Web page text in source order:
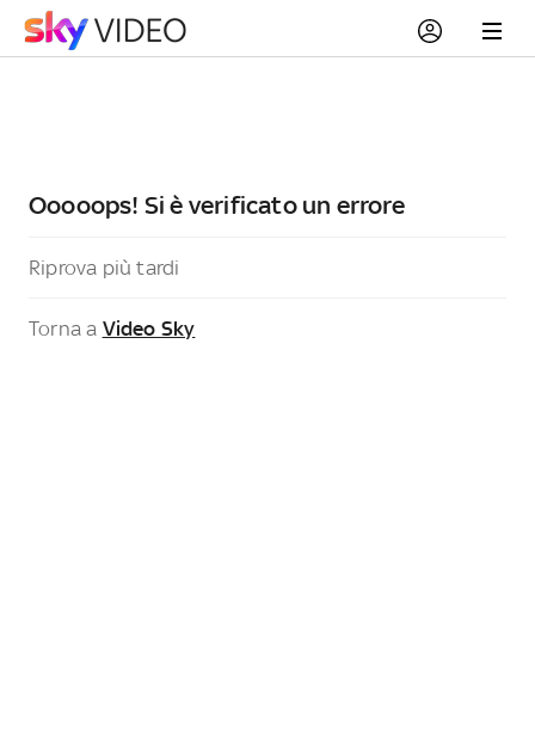
Ooooops! Si è verificato un errore
Riprova più tardi
Torna a Video Sky